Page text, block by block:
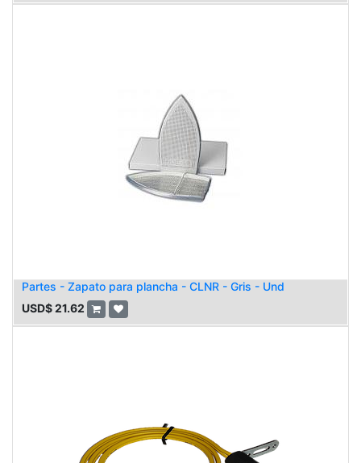
Partes - Zapato para plancha - CLNR - Gris - Und
USD$21.62